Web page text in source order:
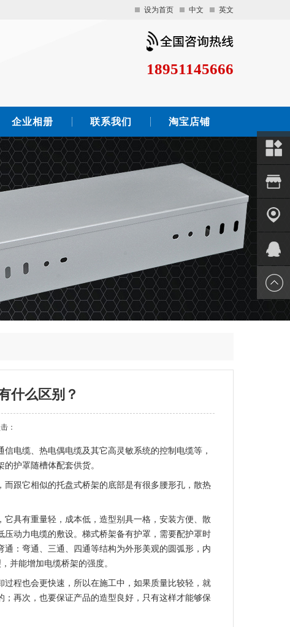
设为首页 中文 英文
18951145666
企业相册 联系我们 淘宝店铺
关于我
产品中
联系我
QQ客服
什么区别？
：
电缆、热电偶电缆及其它高灵敏系统的控制电缆等，
护罩随槽体配套供货。
跟它相似的托盘式桥架的底部是有很多腰形孔，散热
具有重量轻，成本低，造型别具一格，安装方便、散
动力电缆的敷设。梯式桥架备有护罩，需要配护罩时
：弯通、三通、四通等结构为外形美观的圆弧形，内
并能增加电缆桥架的强度。
程也会更快速，所以在施工中，如果质量比较轻，就
再次，也要保证产品的造型良好，只有这样才能够保